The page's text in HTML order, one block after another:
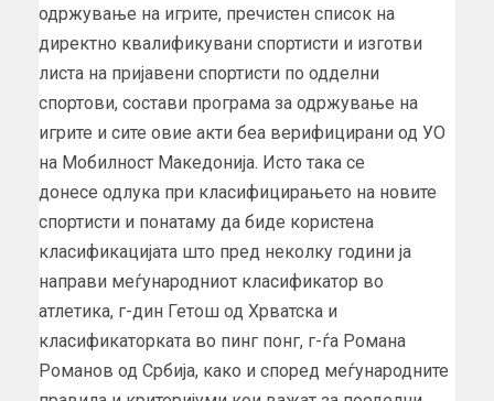
одржување на игрите, пречистен список на
директно квалификувани спортисти и изготви
листа на пријавени спортисти по одделни
спортови, состави програма за одржување на
игрите и сите овие акти беа верифицирани од УО
на Мобилност Македонија. Исто така се
донесе одлука при класифицирањето на новите
спортисти и понатаму да биде користена
класификацијата што пред неколку години ја
направи меѓународниот класификатор во
атлетика, г-дин Гетош од Хрватска и
класификаторката во пинг понг, г-ѓа Романа
Романов од Србија, како и според меѓународните